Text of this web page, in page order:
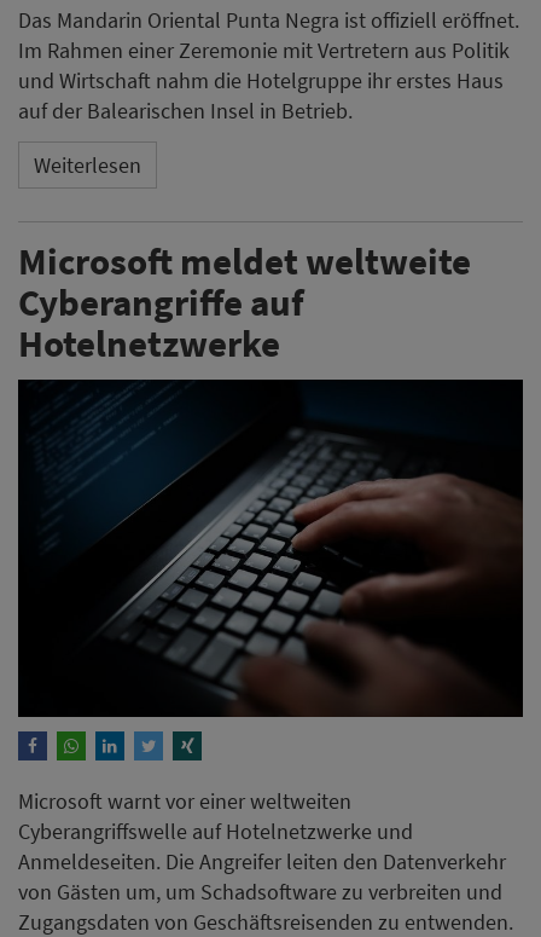
Das Mandarin Oriental Punta Negra ist offiziell eröffnet.
Im Rahmen einer Zeremonie mit Vertretern aus Politik
und Wirtschaft nahm die Hotelgruppe ihr erstes Haus
auf der Balearischen Insel in Betrieb.
Weiterlesen
Microsoft meldet weltweite
Cyberangriffe auf
Hotelnetzwerke
Microsoft warnt vor einer weltweiten
Cyberangriffswelle auf Hotelnetzwerke und
Anmeldeseiten. Die Angreifer leiten den Datenverkehr
von Gästen um, um Schadsoftware zu verbreiten und
Zugangsdaten von Geschäftsreisenden zu entwenden.